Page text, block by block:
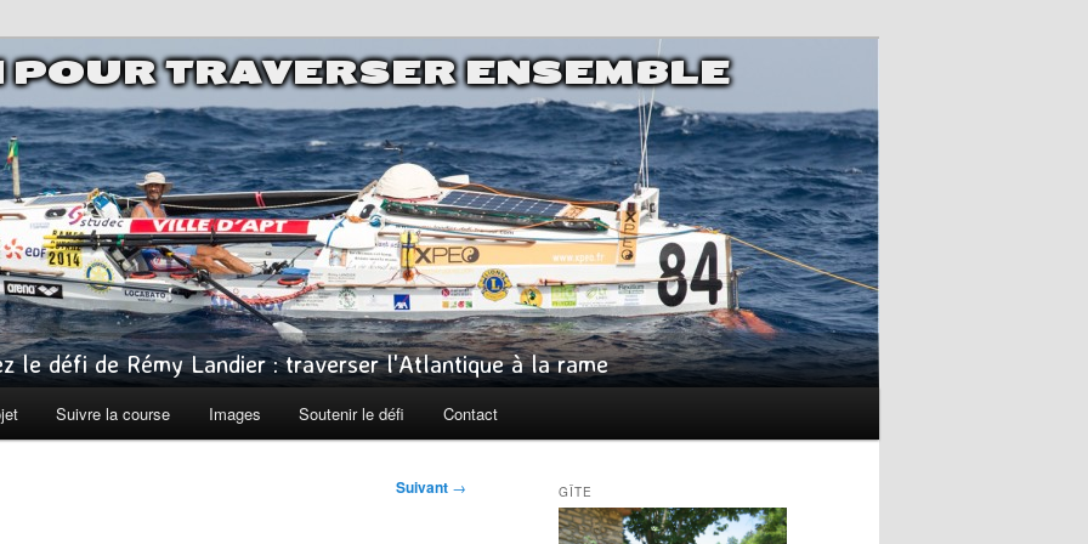
POUR TRAVERSER ENSEMBLE
le défi de Rémy Landier : traverser l'Atlantique à la rame
Suivre la course Images Soutenir le défi Contact
Suivant → GÎTE